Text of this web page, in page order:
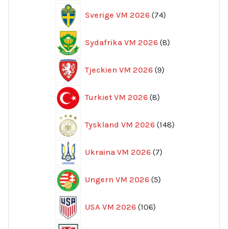
Sverige VM 2026 74
produkter
Sydafrika VM 2026 8
produkter
Tjeckien VM 2026 9
produkter
Turkiet VM 2026 8
produkter
Tyskland VM 2026 148
produkter
Ukraina VM 2026 7
produkter
Ungern VM 2026 5
produkter
USA VM 2026 106
produkter